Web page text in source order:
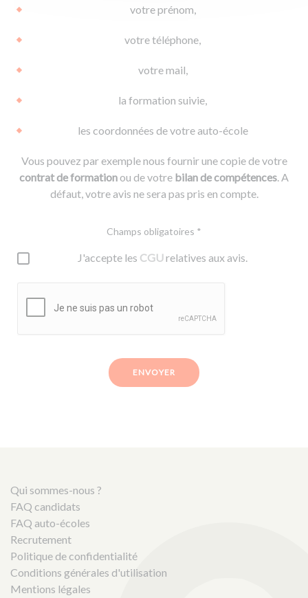
votre prénom,
votre téléphone,
votre mail,
la formation suivie,
les coordonnées de votre auto-école
Vous pouvez par exemple nous fournir une copie de votre
contrat de formationou de votre bilan de compétences. A
défaut, votre avis ne sera pas pris en compte.
Champs obligatoires *
J'accepte les CGUrelatives aux avis.
ENVOYER
Qui sommes-nous ?
FAQ candidats
FAQ auto-écoles
Recrutement
Politique de confidentialité
Conditions générales d'utilisation
Mentions légales